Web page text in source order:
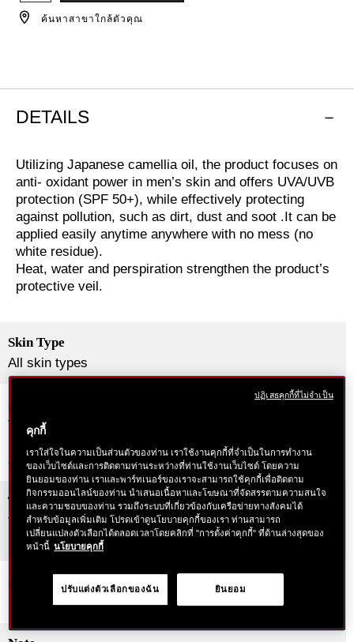
การ
ลง
ตะกร้า
ค้นหาสาขาใกล้ตัวคุณ
DETAILS
Utilizing Japanese camellia oil, the product focuses on
anti- oxidant power in men’s skin and offers UVA/UVB
protection (SPF 50+), while effectively protecting
against pollution, such as dirt, dust and soot .It can be
applied easily anytime anywhere with no mess (no
white residue).
Heat, water and perspiration strengthen the product’s
protective veil.
Skin Type
All skin types
The botanical freshness of bergamot and bamboo
blends exquisitely with hinoki cypress, Litsea Cubeba,
sandalwood and amber.
Texture
The lightweight texture applies comfortably and
invisibly on any skin tone.
SPF50+
คุกกี้
เราใส่ใจในความเป็นส่วนตัวของท่าน เราใช้งานคุกกี้ที่จำเป็นในการทำงาน
ของเว็บไซต์และการติดตามท่านระหว่างที่ท่านใช้งานเว็บไซต์ โดยความ
ยินยอมของท่าน เราและพาร์ทเนอร์ของเราจะสามารถใช้คุกกี้เพื่อติดตาม
กิจกรรมออนไลน์ของท่าน นำเสนอเนื้อหาและโฆษณาที่จัดสรรตามความสนใจ
และความชอบของท่าน รวมถึงระบบที่เกี่ยวข้องกับเครือข่ายทางสังคมได้
สำหรับข้อมูลเพิ่มเติม โปรดเข้าดูนโยบายคุกกี้ของเรา ท่านสามารถ
เปลี่ยนแปลงตัวเลือกได้ตลอดเวลาโดยคลิกที่ "การตั้งค่าคุกกี้" ที่ด้านล่างสุดของ
หน้านี้ นโยบายคุกกี้
ยินยอม
ปรับแต่งตัวเลือกของฉัน
ปฏิเสธคุกกี้ที่ไม่จำเป็น